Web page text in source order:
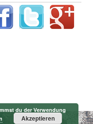
du der Verwendung
Akzeptieren